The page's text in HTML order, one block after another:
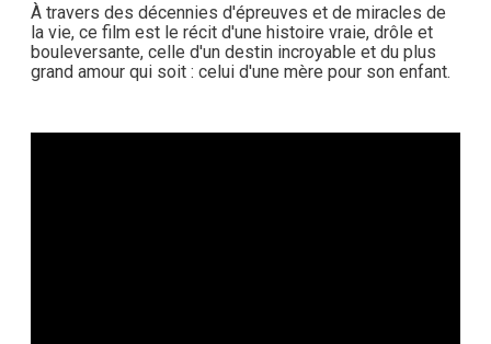
À travers des décennies d'épreuves et de miracles de
la vie, ce film est le récit d'une histoire vraie, drôle et
bouleversante, celle d'un destin incroyable et du plus
grand amour qui soit : celui d'une mère pour son enfant.